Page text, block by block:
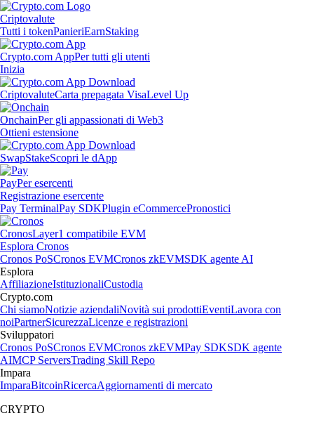
Criptovalute
Tutti i tokenPanieriEarnStaking
Crypto.com AppPer tutti gli utenti
Inizia
CriptovaluteCarta prepagata VisaLevel Up
OnchainPer gli appassionati di Web3
Ottieni estensione
SwapStakeScopri le dApp
PayPer esercenti
Registrazione esercente
Pay TerminalPay SDKPlugin eCommercePronostici
CronosLayer1 compatibile EVM
Esplora Cronos
Cronos PoSCronos EVMCronos zkEVMSDK agente AI
Esplora
AffiliazioneIstituzionaliCustodia
Crypto.com
Chi siamoNotizie aziendaliNovità sui prodottiEventiLavora con
noiPartnerSicurezzaLicenze e registrazioni
Sviluppatori
Cronos PoSCronos EVMCronos zkEVMPay SDKSDK agente
AIMCP ServersTrading Skill Repo
Impara
ImparaBitcoinRicercaAggiornamenti di mercato
CRYPTO